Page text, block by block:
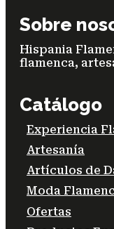
Sobre
Hispania
flamenca,
Catálogo
Experiencia
Artesanía
Artículos de
Moda
Ofertas